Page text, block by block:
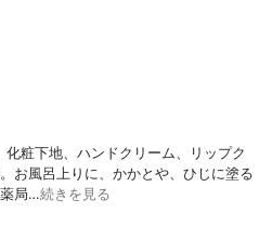
粧下地、ハンドクリーム、リップク
お風呂上りに、かかとや、ひじに塗る
局…続きを見る